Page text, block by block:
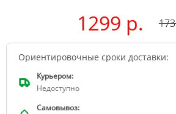
1299 р.
Ориентировочные сроки доставки:
Курьером:
Недоступно
Самовывоз: